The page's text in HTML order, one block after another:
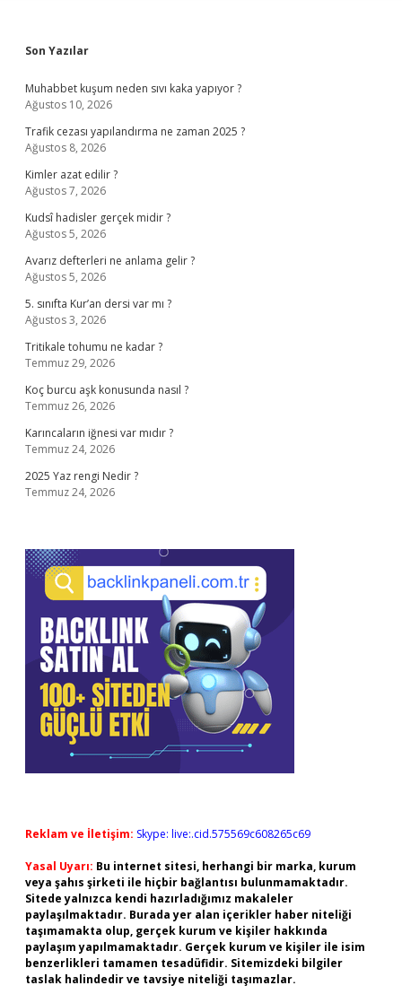
Sidebar
Son Yazılar
Muhabbet kuşum neden sıvı kaka yapıyor ?
Ağustos 10, 2026
Trafik cezası yapılandırma ne zaman 2025 ?
Ağustos 8, 2026
Kimler azat edilir ?
Ağustos 7, 2026
Kudsî hadisler gerçek midir ?
Ağustos 5, 2026
Avarız defterleri ne anlama gelir ?
Ağustos 5, 2026
5. sınıfta Kur’an dersi var mı ?
Ağustos 3, 2026
Tritikale tohumu ne kadar ?
Temmuz 29, 2026
Koç burcu aşk konusunda nasıl ?
Temmuz 26, 2026
Karıncaların iğnesi var mıdır ?
Temmuz 24, 2026
2025 Yaz rengi Nedir ?
Temmuz 24, 2026
Reklam ve İletişim: Skype: live:.cid.575569c608265c69
Yasal Uyarı: Bu internet sitesi, herhangi bir marka, kurum
veya şahıs şirketi ile hiçbir bağlantısı bulunmamaktadır.
Sitede yalnızca kendi hazırladığımız makaleler
paylaşılmaktadır. Burada yer alan içerikler haber niteliği
taşımamakta olup, gerçek kurum ve kişiler hakkında
paylaşım yapılmamaktadır. Gerçek kurum ve kişiler ile isim
benzerlikleri tamamen tesadüfidir. Sitemizdeki bilgiler
taslak halindedir ve tavsiye niteliği taşımazlar.